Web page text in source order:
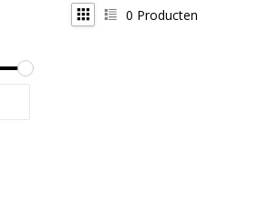
0 Producten